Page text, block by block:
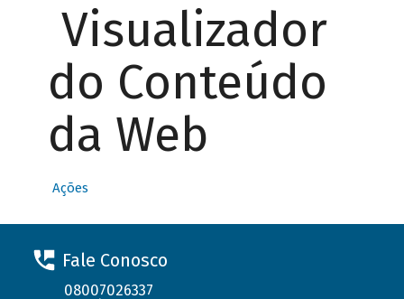
Visualizador
do Conteúdo
da Web
Ações
Fale Conosco
08007026337